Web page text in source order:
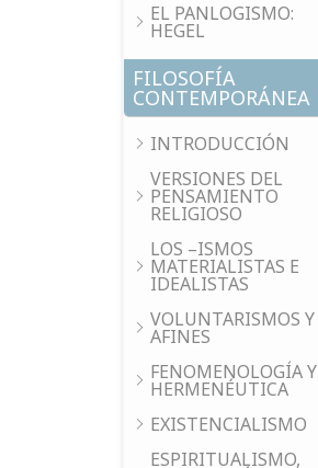
EL PANLOGISMO:
HEGEL
FILOSOFÍA
CONTEMPORÁNEA
INTRODUCCIÓN
VERSIONES DEL
PENSAMIENTO
RELIGIOSO
LOS –ISMOS
MATERIALISTAS E
IDEALISTAS
VOLUNTARISMOS Y
AFINES
FENOMENOLOGÍA Y
HERMENÉUTICA
EXISTENCIALISMO
ESPIRITUALISMO,